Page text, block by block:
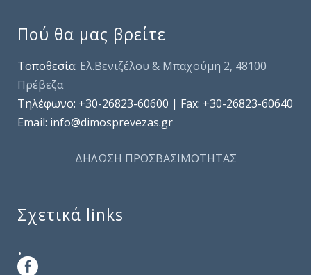
Πού θα μας βρείτε
Τοποθεσία: Ελ.Βενιζέλου & Μπαχούμη 2, 48100
Πρέβεζα
Τηλέφωνo: +30-26823-60600 | Fax: +30-26823-60640
Email: info@dimosprevezas.gr
ΔΗΛΩΣΗ ΠΡΟΣΒΑΣΙΜΟΤΗΤΑΣ
Σχετικά links
.